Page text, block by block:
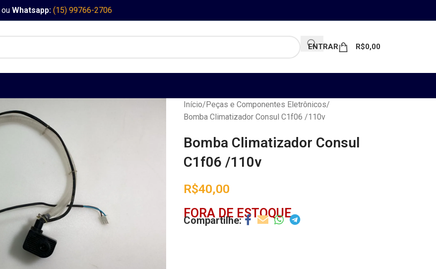
ou Whatsapp: (15) 99766-2706
ENTRAR R$0,00
Início Peças e Componentes Eletrônicos
Bomba Climatizador Consul C1f06 /110v
Bomba Climatizador Consul
C1f06 /110v
R$40,00
FORA DE ESTOQUE